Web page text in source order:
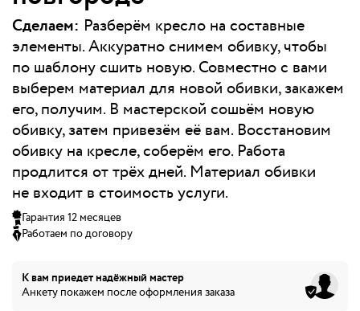
Сделаем: Разберём кресло на составные
элементы. Аккуратно снимем обивку, чтобы
по шаблону сшить новую. Совместно с вами
выберем материал для новой обивки, закажем
его, получим. В мастерской сошьём новую
обивку, затем привезём её вам. Восстановим
обивку на кресле, соберём его. Работа
продлится от трёх дней. Материал обивки
не входит в стоимость услуги.
Гарантия 12 месяцев
Работаем по договору
К вам приедетнадёжный мастер
Анкету покажем после оформления заказа